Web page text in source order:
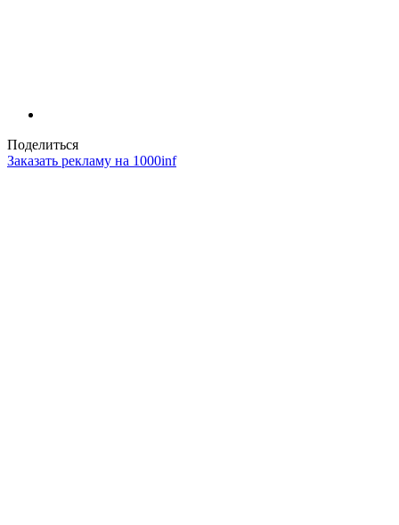
Поделиться
Заказать рекламу на 1000inf